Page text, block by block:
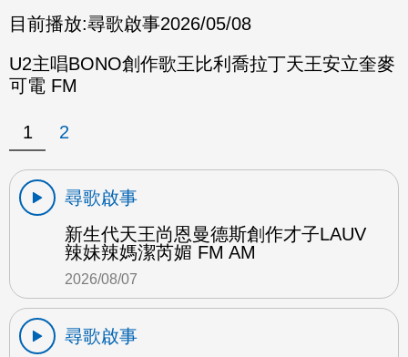
目前播放:尋歌啟事2026/05/08
U2主唱BONO創作歌王比利喬拉丁天王安立奎麥
可電 FM
1 2
尋歌啟事
新生代天王尚恩曼德斯創作才子LAUV
辣妹辣媽潔芮媚 FM AM
2026/08/07
尋歌啟事